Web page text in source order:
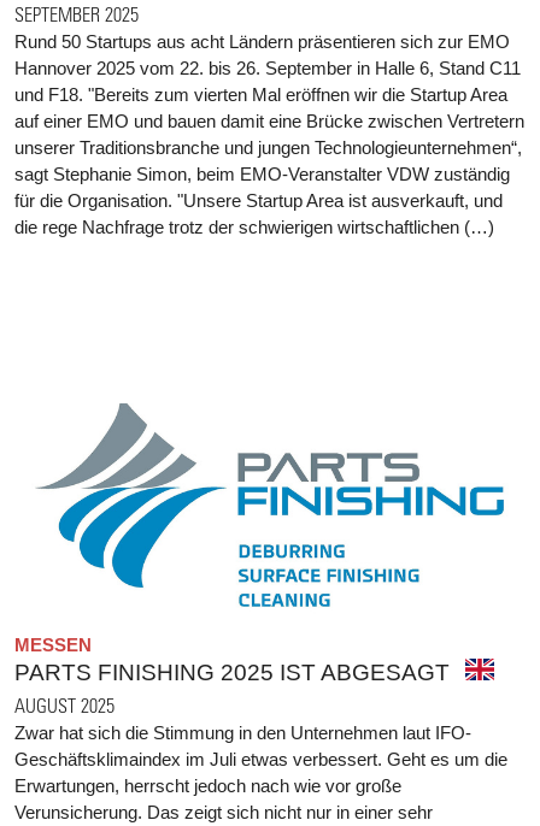
SEPTEMBER 2025
Rund 50 Startups aus acht Ländern präsentieren sich zur EMO
Hannover 2025 vom 22. bis 26. September in Halle 6, Stand C11
und F18. "Bereits zum vierten Mal eröffnen wir die Startup Area
auf einer EMO und bauen damit eine Brücke zwischen Vertretern
unserer Traditionsbranche und jungen Technologieunternehmen“,
sagt Stephanie Simon, beim EMO-Veranstalter VDW zuständig
für die Organisation. "Unsere Startup Area ist ausverkauft, und
die rege Nachfrage trotz der schwierigen wirtschaftlichen (…)
MESSEN
PARTS FINISHING 2025 IST ABGESAGT
AUGUST 2025
Zwar hat sich die Stimmung in den Unternehmen laut IFO-
Geschäftsklimaindex im Juli etwas verbessert. Geht es um die
Erwartungen, herrscht jedoch nach wie vor große
Verunsicherung. Das zeigt sich nicht nur in einer sehr